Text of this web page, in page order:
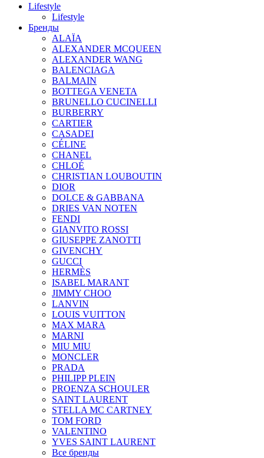
Lifestyle
Lifestyle
Бренды
ALAÏA
ALEXANDER MCQUEEN
ALEXANDER WANG
BALENCIAGA
BALMAIN
BOTTEGA VENETA
BRUNELLO CUCINELLI
BURBERRY
CARTIER
CASADEI
CÉLINE
CHANEL
CHLOÉ
CHRISTIAN LOUBOUTIN
DIOR
DOLCE & GABBANA
DRIES VAN NOTEN
FENDI
GIANVITO ROSSI
GIUSEPPE ZANOTTI
GIVENCHY
GUCCI
HERMÈS
ISABEL MARANT
JIMMY CHOO
LANVIN
LOUIS VUITTON
MAX MARA
MARNI
MIU MIU
MONCLER
PRADA
PHILIPP PLEIN
PROENZA SCHOULER
SAINT LAURENT
STELLA MC CARTNEY
TOM FORD
VALENTINO
YVES SAINT LAURENT
Все бренды